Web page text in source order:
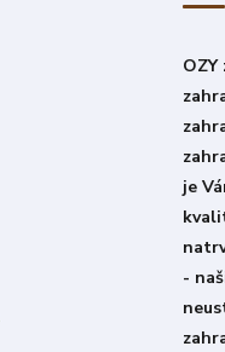
je
-